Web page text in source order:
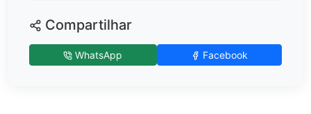
Compartilhar
WhatsApp Facebook